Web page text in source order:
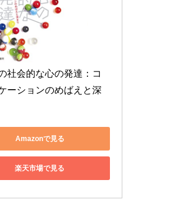
社会的な心の発達：コ
ーションのめばえと深
Amazonで見る
楽天市場で見る